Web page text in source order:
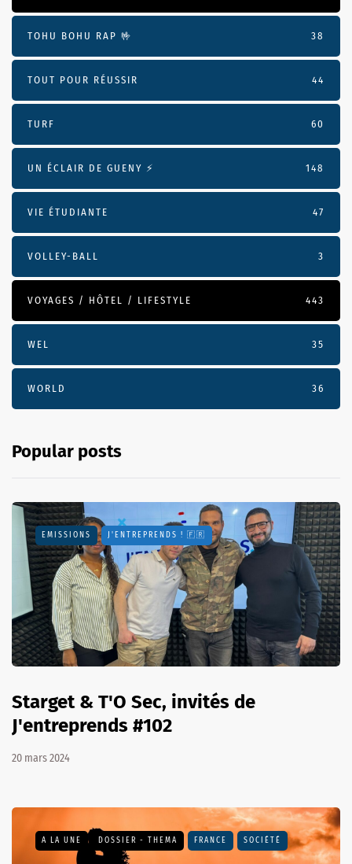
TOHU BOHU RAP 🤟 38
TOUT POUR RÉUSSIR 44
TURF 60
UN ÉCLAIR DE GUENY ⚡️ 148
VIE ÉTUDIANTE 47
VOLLEY-BALL 3
VOYAGES / HÔTEL / LIFESTYLE 443
WEL 35
WORLD 36
Popular posts
EMISSIONS J'ENTREPRENDS ! 🇫🇷
Starget & T'O Sec, invités de
J'entreprends #102
20 mars 2024
A LA UNE DOSSIER - THEMA FRANCE SOCIÉTÉ